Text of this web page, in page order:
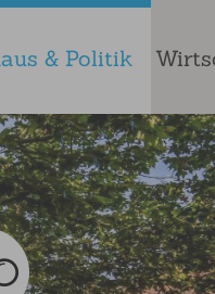
& Politik